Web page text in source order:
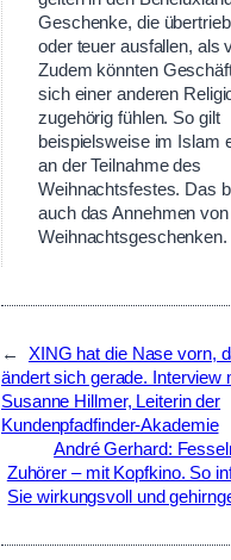
Geschenke, die
oder teuer ausfallen, als
Zudem könnten
sich einer anderen
zugehörig fühlen. So gilt
beispielsweise im Islam
an der Teilnahme des
Weihnachtsfestes. Das
auch das Annehmen von
Weihnachtsgeschenken.
←
XING hat die Nase vorn,
ändert sich gerade. Interview
Susanne Hillmer, Leiterin der
Kundenpfadfinder-Akademie
André Gerhard:
Zuhörer – mit Kopfkino. So
Sie wirkungsvoll und